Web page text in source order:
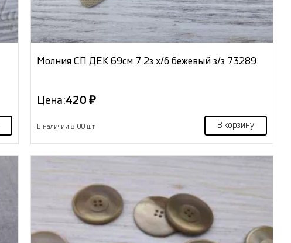
Молния СП ДЕК 69см 7 2з х/б бежевый з/з 73289
Цена:420 ₽
В наличии 8.00 шт В корзину